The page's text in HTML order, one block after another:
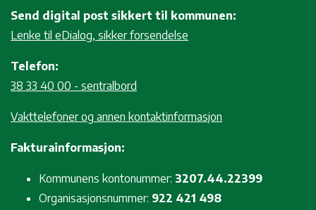
Send digital post sikkert til kommunen:
Lenke til eDialog, sikker forsendelse
Telefon:
38 33 40 00 - sentralbord
Vakttelefoner og annen kontaktinformasjon
Fakturainformasjon:
Kommunens kontonummer: 3207.44.22399
Organisasjonsnummer: 922 421 498